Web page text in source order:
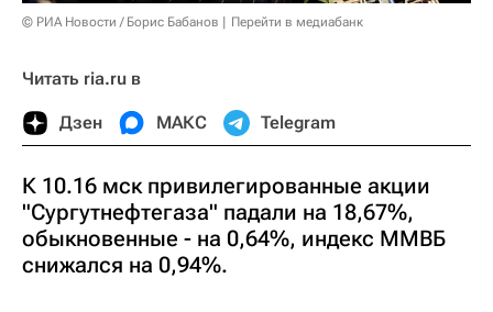
© РИА Новости / Борис Бабанов Перейти в медиабанк
Читать ria.ru в
Дзен МАКС Telegram
К 10.16 мск привилегированные акции
"Сургутнефтегаза" падали на 18,67%,
обыкновенные - на 0,64%, индекс ММВБ
снижался на 0,94%.